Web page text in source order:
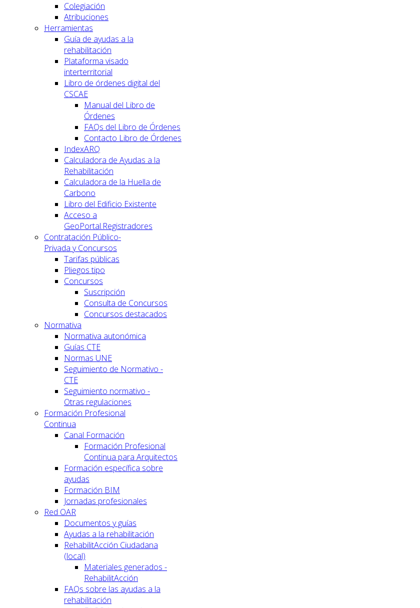
Colegiación
Atribuciones
Herramientas
Guía de ayudas a la
rehabilitación
Plataforma visado
interterritorial
Libro de órdenes digital del
CSCAE
Manual del Libro de
Órdenes
FAQs del Libro de Órdenes
Contacto Libro de Órdenes
IndexARQ
Calculadora de Ayudas a la
Rehabilitación
Calculadora de la Huella de
Carbono
Libro del Edificio Existente
Acceso a
GeoPortal.Registradores
Contratación Público-
Privada y Concursos
Tarifas públicas
Pliegos tipo
Concursos
Suscripción
Consulta de Concursos
Concursos destacados
Normativa
Normativa autonómica
Guías CTE
Normas UNE
Seguimiento de Normativo -
CTE
Seguimiento normativo -
Otras regulaciones
Formación Profesional
Continua
Canal Formación
Formación Profesional
Continua para Arquitectos
Formación específica sobre
ayudas
Formación BIM
Jornadas profesionales
Red OAR
Documentos y guías
Ayudas a la rehabilitación
RehabilitAcción Ciudadana
(local)
Materiales generados -
RehabilitAcción
FAQs sobre las ayudas a la
rehabilitación